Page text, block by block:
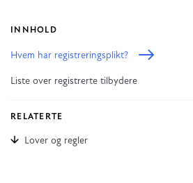
INNHOLD
Hvem har registreringsplikt?
Liste over registrerte tilbydere
RELATERTE
Lover og regler